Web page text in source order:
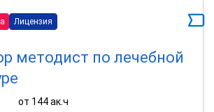
Лицензия
методист по лечебной
от 144 ак.ч